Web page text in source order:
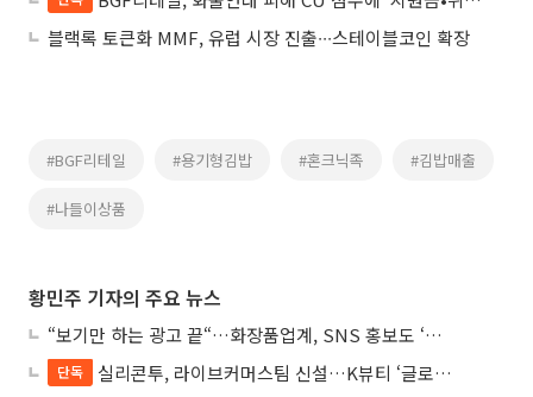
블랙록 토큰화 MMF, 유럽 시장 진출∙∙∙스테이블코인 확장
#BGF리테일 #용기형김밥 #혼크닉족 #김밥매출
#나들이상품
황민주 기자의 주요 뉴스
“보기만 하는 광고 끝“…화장품업계, SNS 홍보도 ‘참여형 콘텐츠’로 변모
단독
실리콘투, 라이브커머스팀 신설…K뷰티 ‘글로벌 판매망’ 확대 속도